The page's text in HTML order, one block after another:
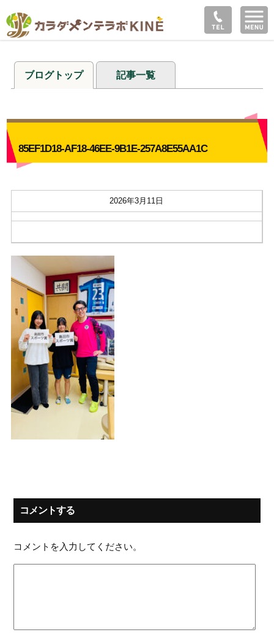
ブログトップ 記事一覧
85EF1D18-AF18-46EE-9B1E-257A8E55AA1C
2026年3月11日
コメントする
コメントを入力してください。